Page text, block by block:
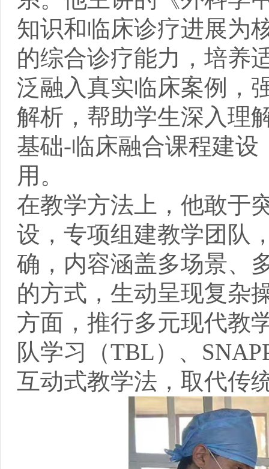
知识和临床诊疗进展为
的综合诊疗能力，培养
泛融入真实临床案例，
解析，帮助学生深入理
基础-临床融合课程建
用。
在教学方法上，他敢于
设，专项组建教学团队
确，内容涵盖多场景、
的方式，生动呈现复杂
方面，推行多元现代教
队学习（TBL）、
互动式教学法，取代传